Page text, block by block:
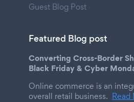
Guest Blog Post
Featured Blog post
Converting Cross-Border
Black Friday & Cyber
Online commerce is an
overall retail business. Read